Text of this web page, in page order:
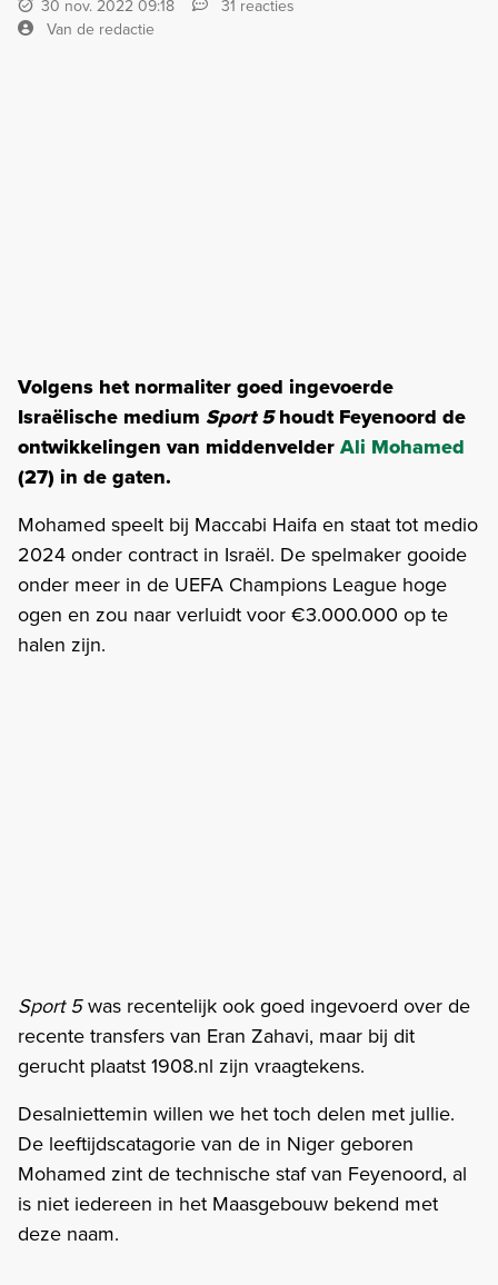
30 nov. 2022 09:18
31 reacties
Van de redactie
Volgens het normaliter goed ingevoerde
Israëlische medium Sport 5houdt Feyenoord de
ontwikkelingen van middenvelderAli Mohamed
(27) in de gaten.
Mohamed speelt bij Maccabi Haifa en staat tot medio
2024 onder contract in Israël. De spelmaker gooide
onder meer in de UEFA Champions League hoge
ogen en zou naar verluidt voor €3.000.000 op te
halen zijn.
Sport 5was recentelijk ook goed ingevoerd over de
recente transfers van Eran Zahavi, maar bij dit
gerucht plaatst 1908.nl zijn vraagtekens.
Desalniettemin willen we het toch delen met jullie.
De leeftijdscatagorie van de in Niger geboren
Mohamed zint de technische staf van Feyenoord, al
is niet iedereen in het Maasgebouw bekend met
deze naam.